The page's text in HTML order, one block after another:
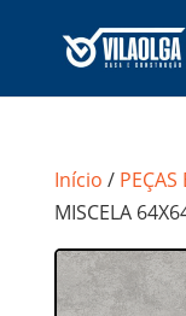
Início / PEÇAS
MISCELA